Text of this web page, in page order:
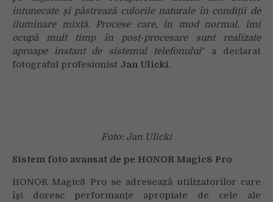
întunecate și păstrează culorile naturale în condiții de
iluminare mixtă. Procese care, în mod normal, îmi
ocupă mult timp în post-procesare sunt realizate
aproape instant de sistemul telefonului” a declarat
fotograful profesionist Jan Ulicki.
Foto: Jan Ulicki
Sistem foto avansat de pe HONOR Magic8 Pro
HONOR Magic8 Pro se adresează utilizatorilor care
își doresc performanțe apropiate de cele ale